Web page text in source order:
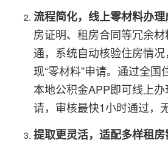
流程简化，线上零材料办
房证明、租房合同等冗余
通，系统自动核验住房情
现“零材料”申请。通过全国
本地公积金APP即可线上
请，审核最快1小时通过，
提取更灵活，适配多样租